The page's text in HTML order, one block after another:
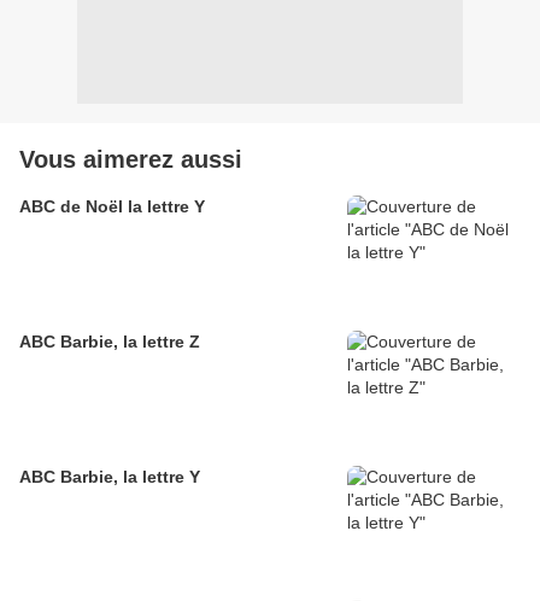
Vous aimerez aussi
ABC de Noël la lettre Y
ABC Barbie, la lettre Z
ABC Barbie, la lettre Y